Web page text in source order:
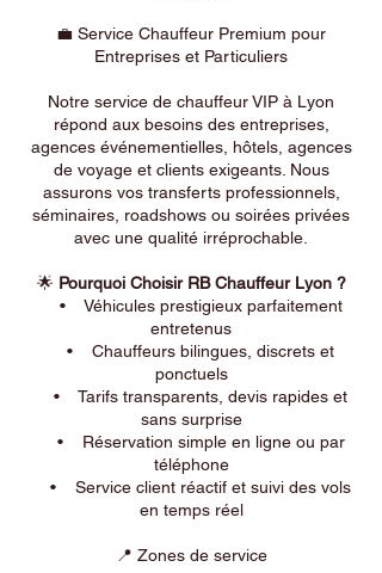
💼 Service Chauffeur Premium pour
Entreprises et Particuliers
Notre service de chauffeur VIP à Lyon
répond aux besoins des entreprises,
agences événementielles, hôtels, agences
de voyage et clients exigeants. Nous
assurons vos transferts professionnels,
séminaires, roadshows ou soirées privées
avec une qualité irréprochable.
🌟 Pourquoi Choisir RB Chauffeur Lyon ?
• Véhicules prestigieux parfaitement
entretenus
• Chauffeurs bilingues, discrets et
ponctuels
• Tarifs transparents, devis rapides et
sans surprise
• Réservation simple en ligne ou par
téléphone
• Service client réactif et suivi des vols
en temps réel
📍 Zones de service